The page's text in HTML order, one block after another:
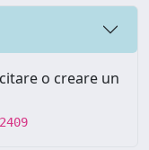
o creare un